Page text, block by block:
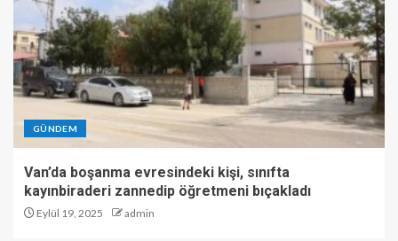
GÜNDEM
Van’da boşanma evresindeki kişi, sınıfta
kayınbiraderi zannedip öğretmeni bıçakladı
Eylül 19, 2025 admin